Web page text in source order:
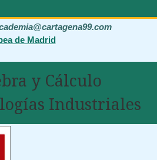
de Madrid
y Cálculo
Industriales